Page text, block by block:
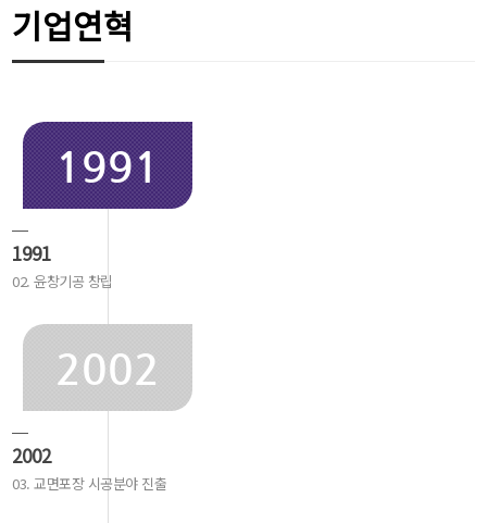
기업연혁
1991
1991
02. 윤창기공 창립
2002
2002
03. 교면포장 시공분야 진출